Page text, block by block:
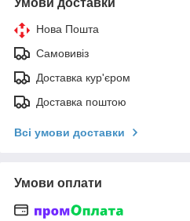
Нова Пошта
Самовивіз
Доставка кур'єром
Доставка поштою
Всі умови доставки
Умови оплати